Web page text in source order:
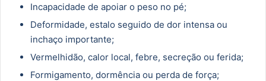
Incapacidade de apoiar o peso no pé;
Deformidade, estalo seguido de dor intensa ou
inchaço importante;
Vermelhidão, calor local, febre, secreção ou ferida;
Formigamento, dormência ou perda de força;